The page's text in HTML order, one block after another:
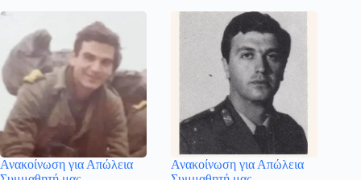
Ανακοίνωση για Απώλεια
Ανακοίνωση για Απώλεια